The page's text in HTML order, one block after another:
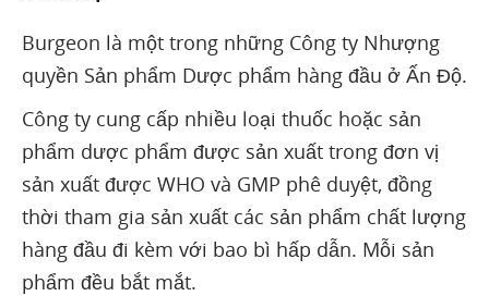
Burgeon là một trong những Công ty Nhượng
quyền Sản phẩm Dược phẩm hàng đầu ở Ấn Độ.
Công ty cung cấp nhiều loại thuốc hoặc sản
phẩm dược phẩm được sản xuất trong đơn vị
sản xuất được WHO và GMP phê duyệt, đồng
thời tham gia sản xuất các sản phẩm chất lượng
hàng đầu đi kèm với bao bì hấp dẫn. Mỗi sản
phẩm đều bắt mắt.